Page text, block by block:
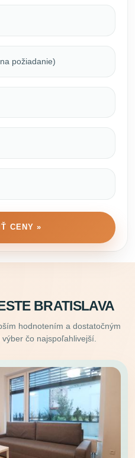
požiadanie)
CENY »
BRATISLAVA
hodnotením a dostatočným
čo najspoľahlivejší.